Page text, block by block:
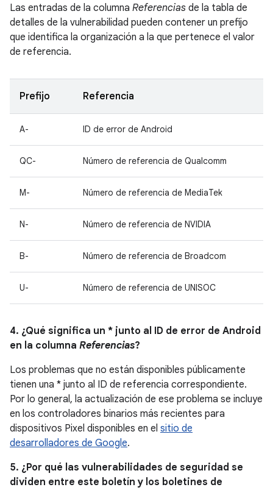
Las entradas de la columna Referencias de la tabla de
detalles de la vulnerabilidad pueden contener un prefijo
que identifica la organización a la que pertenece el valor
de referencia.
Prefijo Referencia
A- ID de error de Android
QC- Número de referencia de Qualcomm
M- Número de referencia de MediaTek
N- Número de referencia de NVIDIA
B- Número de referencia de Broadcom
U- Número de referencia de UNISOC
4. ¿Qué significa un * junto al ID de error de Android
en la columna Referencias?
Los problemas que no están disponibles públicamente
tienen una * junto al ID de referencia correspondiente.
Por lo general, la actualización de ese problema se incluye
en los controladores binarios más recientes para
dispositivos Pixel disponibles en el sitio de
desarrolladores de Google.
5. ¿Por qué las vulnerabilidades de seguridad se
dividen entre este boletín y los boletines de